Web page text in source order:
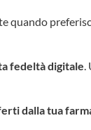
quando
fedeltà digitale.
dalla tua